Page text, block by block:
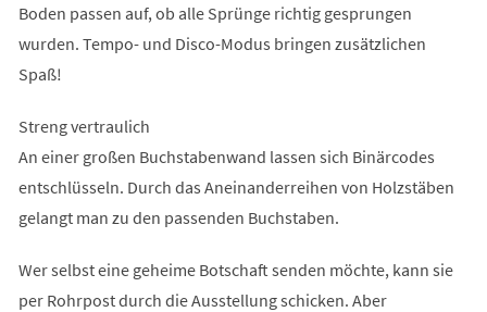
Boden passen auf, ob alle Sprünge richtig gesprungen
wurden. Tempo- und Disco-Modus bringen zusätzlichen
Spaß!
Streng vertraulich
An einer großen Buchstabenwand lassen sich Binärcodes
entschlüsseln. Durch das Aneinanderreihen von Holzstäben
gelangt man zu den passenden Buchstaben.
Wer selbst eine geheime Botschaft senden möchte, kann sie
per Rohrpost durch die Ausstellung schicken. Aber